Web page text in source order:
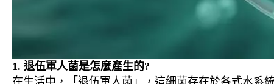
1. 退伍軍人菌是怎麼產生的?
在生活中，「退伍軍人菌」，這細菌存在於各式水系